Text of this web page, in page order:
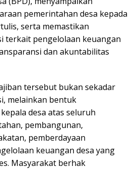
pemerintahan desa kepada
serta memastikan
terkait pengelolaan keuangan
dan akuntabilitas
tersebut bukan sekadar
melainkan bentuk
desa atas seluruh
pembangunan,
pemberdayaan
keuangan desa yang
Masyarakat berhak